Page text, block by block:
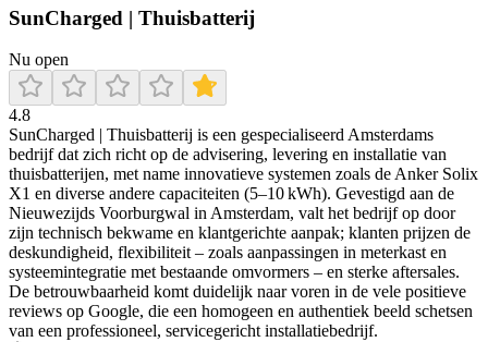
SunCharged | Thuisbatterij
Nu open
4.8
SunCharged | Thuisbatterij is een gespecialiseerd Amsterdams
bedrijf dat zich richt op de advisering, levering en installatie van
thuisbatterijen, met name innovatieve systemen zoals de Anker Solix
X1 en diverse andere capaciteiten (5–10 kWh). Gevestigd aan de
Nieuwezijds Voorburgwal in Amsterdam, valt het bedrijf op door
zijn technisch bekwame en klantgerichte aanpak; klanten prijzen de
deskundigheid, flexibiliteit – zoals aanpassingen in meterkast en
systeemintegratie met bestaande omvormers – en sterke aftersales.
De betrouwbaarheid komt duidelijk naar voren in de vele positieve
reviews op Google, die een homogeen en authentiek beeld schetsen
van een professioneel, servicegericht installatiebedrijf.